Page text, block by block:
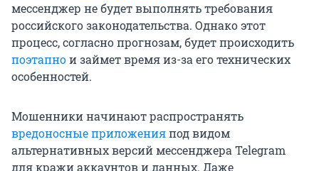
мессенджер не будет выполнять требования
российского законодательства. Однако этот
процесс, согласно прогнозам, будет происходить
поэтапнои займет время из-за его технических
особенностей.
Мошенники начинают распространять
вредоносные приложенияпод видом
альтернативных версий мессенджера Telegram
для кражи аккаунтов и данных. Даже